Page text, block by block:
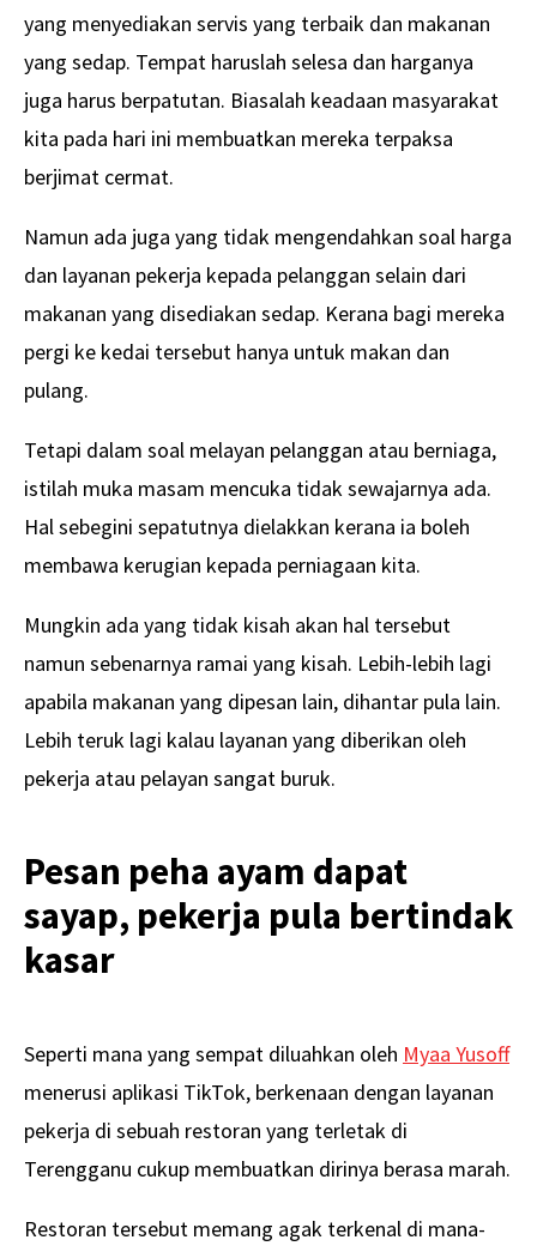
yang menyediakan servis yang terbaik dan makanan
yang sedap. Tempat haruslah selesa dan harganya
juga harus berpatutan. Biasalah keadaan masyarakat
kita pada hari ini membuatkan mereka terpaksa
berjimat cermat.
Namun ada juga yang tidak mengendahkan soal harga
dan layanan pekerja kepada pelanggan selain dari
makanan yang disediakan sedap. Kerana bagi mereka
pergi ke kedai tersebut hanya untuk makan dan
pulang.
Tetapi dalam soal melayan pelanggan atau berniaga,
istilah muka masam mencuka tidak sewajarnya ada.
Hal sebegini sepatutnya dielakkan kerana ia boleh
membawa kerugian kepada perniagaan kita.
Mungkin ada yang tidak kisah akan hal tersebut
namun sebenarnya ramai yang kisah. Lebih-lebih lagi
apabila makanan yang dipesan lain, dihantar pula lain.
Lebih teruk lagi kalau layanan yang diberikan oleh
pekerja atau pelayan sangat buruk.
Pesan peha ayam dapat
sayap, pekerja pula bertindak
kasar
Seperti mana yang sempat diluahkan oleh Myaa Yusoff
menerusi aplikasi TikTok, berkenaan dengan layanan
pekerja di sebuah restoran yang terletak di
Terengganu cukup membuatkan dirinya berasa marah.
Restoran tersebut memang agak terkenal di mana-